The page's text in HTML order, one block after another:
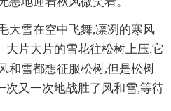
大雪在空中飞舞,凛冽的寒风
大片大片的雪花往松树上压,它
和雪都想征服松树,但是松树
次又一次地战胜了风和雪,等待